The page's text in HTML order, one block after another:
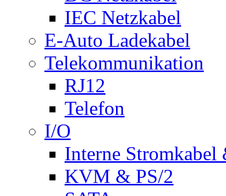
IEC Netzkabel
E-Auto Ladekabel
Telekommunikation
RJ12
Telefon
I/O
Interne Stromkabel
KVM & PS/2